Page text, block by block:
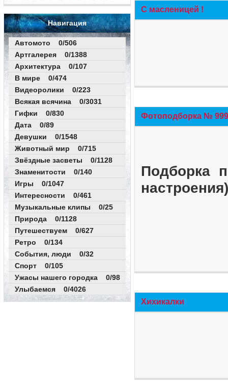
Навигация
Автомото 0/506
Артгалерея 0/1388
Архитектура 0/107
В мире 0/474
Видеоролики 0/223
Всякая всячина 0/3031
Гифки 0/830
Дата 0/89
Девушки 0/1548
Животный мир 0/715
Звёздные засветы 0/1128
Знаменитости 0/140
Игры 0/1047
Интересности 0/461
Музыкальные клипы 0/25
Природа 0/1128
Путешествуем 0/627
Ретро 0/134
События, люди 0/32
Спорт 0/105
Ужасы нашего городка 0/98
Улыбаемся 0/4026
С масленицей !
Фотоподборка №
Подборка
Хихикалки